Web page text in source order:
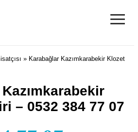
≡
» Karabağlar Kazımkarabekir Klozet
– 0532 384 77 07